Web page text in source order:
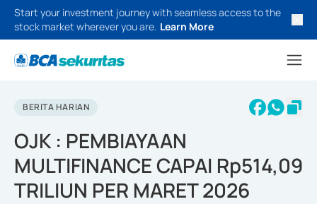
Start your investment journey with seamless access to the
stock market wherever you are. Learn More
BERITA HARIAN
OJK : PEMBIAYAAN
MULTIFINANCE CAPAI Rp514,09
TRILIUN PER MARET 2026